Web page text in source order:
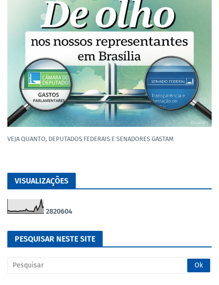
VEJA QUANTO, DEPUTADOS FEDERAIS E SENADORES GASTAM
VISUALIZAÇÕES
2820604
PESQUISAR NESTE SITE